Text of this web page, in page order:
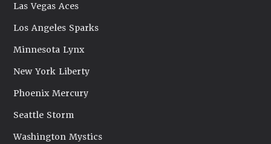
Las Vegas Aces
Los Angeles Sparks
Minnesota Lynx
New York Liberty
Phoenix Mercury
Seattle Storm
Washington Mystics